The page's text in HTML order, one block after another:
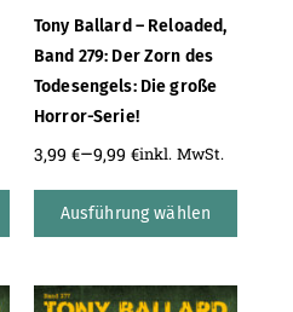
Tony Ballard – Reloaded,
Band 279: Der Zorn des
Todesengels: Die große
Horror-Serie!
3,99 €–9,99 €inkl. MwSt.
Ausführung wählen